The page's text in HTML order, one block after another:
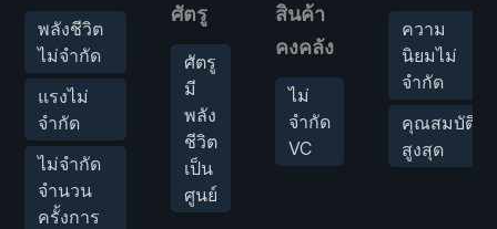
พลังชีวิต
ไม่จำกัด
แรงไม่
จำกัด
ไม่จำกัด
จำนวน
ครั้งการ
ศัตรู
ศัตรู
มี
พลัง
ชีวิต
เป็น
ศูนย์
สินค้า
คงคลัง
ไม่
จำกัด
VC
ความ
นิยมไม่
จำกัด
คุณสมบัติ
สูงสุด